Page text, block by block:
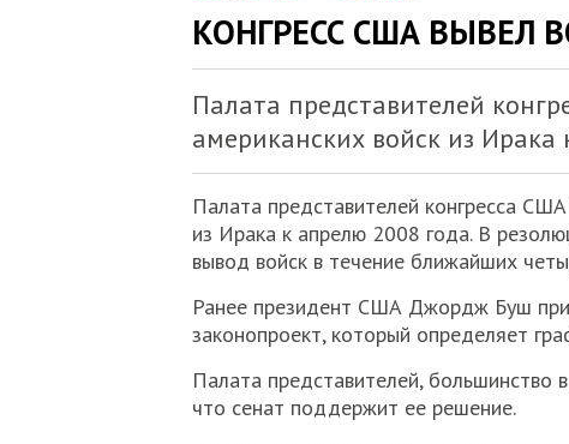
КОНГРЕСС США ВЫВЕЛ
Палата представителей
американских войск из Ирака
Палата представителей конгресса
из Ирака к апрелю 2008 года. В
вывод войск в течение ближайших
Ранее президент США Джордж Буш
законопроект, который определяет
Палата представителей, большинство
что сенат поддержит ее решение.